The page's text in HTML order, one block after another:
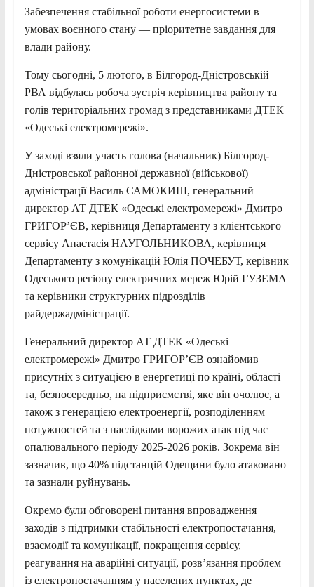
Забезпечення стабільної роботи енергосистеми в
умовах воєнного стану — пріоритетне завдання для
влади району.
Тому сьогодні, 5 лютого, в Білгород-Дністровській
РВА відбулась робоча зустріч керівництва району та
голів територіальних громад з представниками ДТЕК
«Одеські електромережі».
У заході взяли участь голова (начальник) Білгород-
Дністровської районної державної (військової)
адміністрації Василь САМОКИШ, генеральний
директор АТ ДТЕК «Одеські електромережі» Дмитро
ГРИГОР’ЄВ, керівниця Департаменту з клієнтського
сервісу Анастасія НАУГОЛЬНИКОВА, керівниця
Департаменту з комунікацій Юлія ПОЧЕБУТ, керівник
Одеського регіону електричних мереж Юрій ГУЗЕМА
та керівники структурних підрозділів
райдержадміністрації.
Генеральний директор АТ ДТЕК «Одеські
електромережі» Дмитро ГРИГОР’ЄВ ознайомив
присутніх з ситуацією в енергетиці по країні, області
та, безпосередньо, на підприємстві, яке він очолює, а
також з генерацією електроенергії, розподіленням
потужностей та з наслідками ворожих атак під час
опалювального періоду 2025-2026 років. Зокрема він
зазначив, що 40% підстанцій Одещини було атаковано
та зазнали руйнувань.
Окремо були обговорені питання впровадження
заходів з підтримки стабільності електропостачання,
взаємодії та комунікації, покращення сервісу,
реагування на аварійні ситуації, розв’язання проблем
із електропостачанням у населених пунктах, де